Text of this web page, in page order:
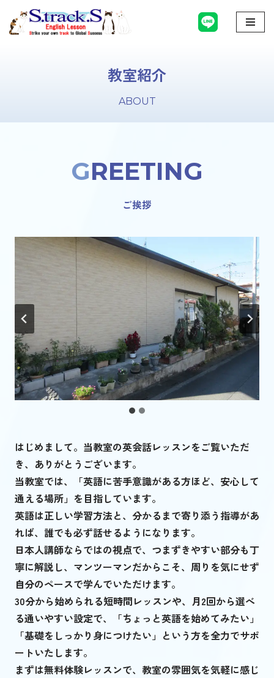
コ
へ
教室紹介
ABOUT
GREETING
ご挨拶
はじめまして。当教室の英会話レッスンをご覧いただ
き、ありがとうございます。
当教室では、「英語に苦手意識がある方ほど、安心して
通える場所」を目指しています。
英語は正しい学習方法と、分かるまで寄り添う指導があ
れば、誰でも必ず話せるようになります。
日本人講師ならではの視点で、つまずきやすい部分も丁
寧に解説し、マンツーマンだからこそ、周りを気にせず
自分のペースで学んでいただけます。
30分から始められる短時間レッスンや、月2回から選べ
る通いやすい設定で、「ちょっと英語を始めてみたい」
「基礎をしっかり身につけたい」という方を全力でサポ
ートいたします。
まずは無料体験レッスンで、教室の雰囲気を気軽に感じ